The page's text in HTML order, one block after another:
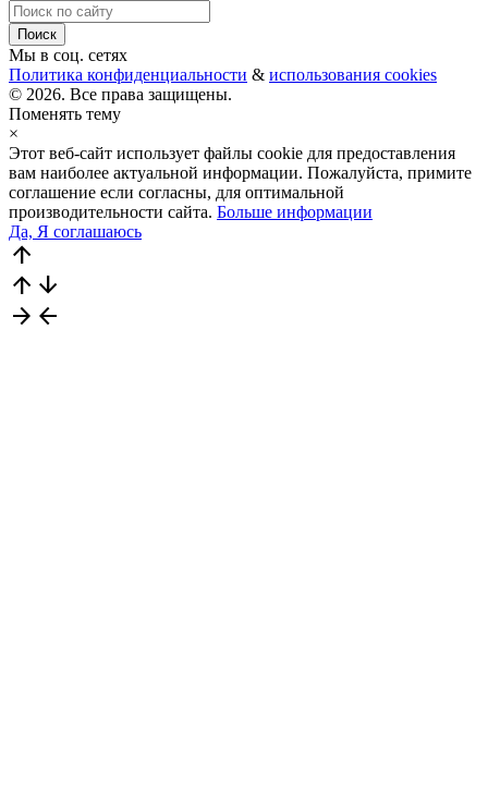
Мы в соц. сетях
Политика конфиденциальности & использования cookies
© 2026. Все права защищены.
Поменять тему
×
Этот веб-сайт использует файлы cookie для предоставления
вам наиболее актуальной информации. Пожалуйста, примите
соглашение если согласны, для оптимальной
производительности сайта. Больше информации
Да, Я соглашаюсь
arrow_upward
arrow_upward arrow_downward
arrow_forward arrow_back